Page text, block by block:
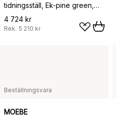
tidningsställ, Ek-pine green,
85x115x7 cm, MS.115.1
4 724 kr
Rek. 5 210 kr
Beställningsvara
MOEBE